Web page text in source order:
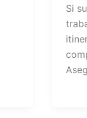
Si